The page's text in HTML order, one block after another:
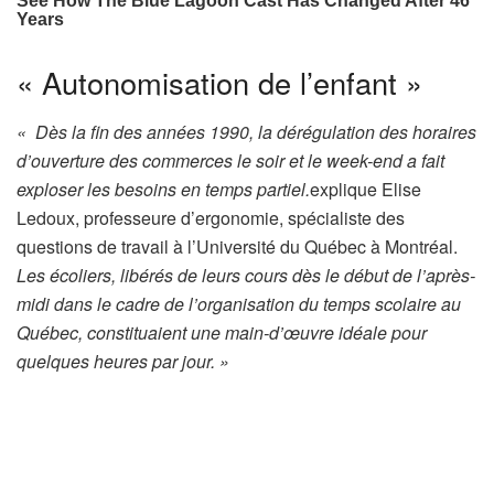
« Autonomisation de l’enfant »
« Dès la fin des années 1990, la dérégulation des horaires
d’ouverture des commerces le soir et le week-end a fait
exploser les besoins en temps partiel.explique Elise
Ledoux, professeure d’ergonomie, spécialiste des
questions de travail à l’Université du Québec à Montréal.
Les écoliers, libérés de leurs cours dès le début de l’après-
midi dans le cadre de l’organisation du temps scolaire au
Québec, constituaient une main-d’œuvre idéale pour
quelques heures par jour. »